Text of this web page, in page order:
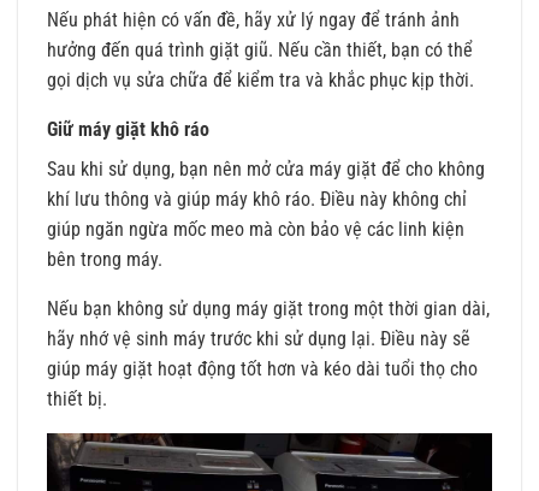
Nếu phát hiện có vấn đề, hãy xử lý ngay để tránh ảnh
hưởng đến quá trình giặt giũ. Nếu cần thiết, bạn có thể
gọi dịch vụ sửa chữa để kiểm tra và khắc phục kịp thời.
Giữ máy giặt khô ráo
Sau khi sử dụng, bạn nên mở cửa máy giặt để cho không
khí lưu thông và giúp máy khô ráo. Điều này không chỉ
giúp ngăn ngừa mốc meo mà còn bảo vệ các linh kiện
bên trong máy.
Nếu bạn không sử dụng máy giặt trong một thời gian dài,
hãy nhớ vệ sinh máy trước khi sử dụng lại. Điều này sẽ
giúp máy giặt hoạt động tốt hơn và kéo dài tuổi thọ cho
thiết bị.